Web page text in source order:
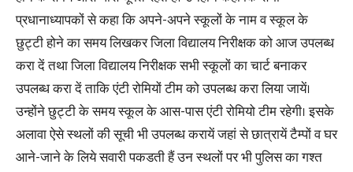
प्रधानाध्यापकों से कहा कि अपने-अपने स्कूलों के नाम व स्कूल के
छुट्टी होने का समय लिखकर जिला विद्यालय निरीक्षक को आज उपलब्ध
करा दें तथा जिला विद्यालय निरीक्षक सभी स्कूलों का चार्ट बनाकर
उपलब्ध करा दें ताकि एंटी रोमियों टीम को उपलब्ध करा लिया जायें।
उन्होंने छुट्टी के समय स्कूल के आस-पास एंटी रोमियो टीम रहेगी। इसके
अलावा ऐसे स्थलों की सूची भी उपलब्ध करायें जहां से छात्रायें टैम्पों व घर
आने-जाने के लिये सवारी पकडती हैं उन स्थलों पर भी पुलिस का गश्त